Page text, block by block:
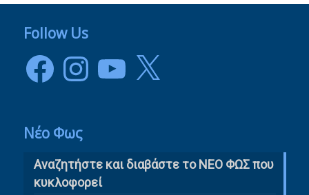
Follow Us
FacebookInstagramYouTube
X
Νέο Φως
Αναζητήστε και διαβάστε το NΕΟ ΦΩΣ που
κυκλοφορεί